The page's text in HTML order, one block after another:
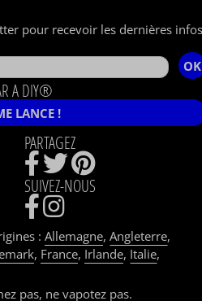
pour recevoir les dernières
OK
A DIY®
LANCE !
PARTAGEZ
SUIVEZ-NOUS
:Allemagne,Angleterre,
, France, Irlande, Italie,
pas, ne vapotez pas.